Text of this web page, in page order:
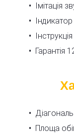
Імітація
Гарантія
Площа